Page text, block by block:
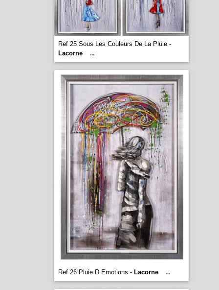
Ref 25 Sous Les Couleurs De La Pluie -
Lacorne
...
Ref 26 Pluie D Emotions - Lacorne ...